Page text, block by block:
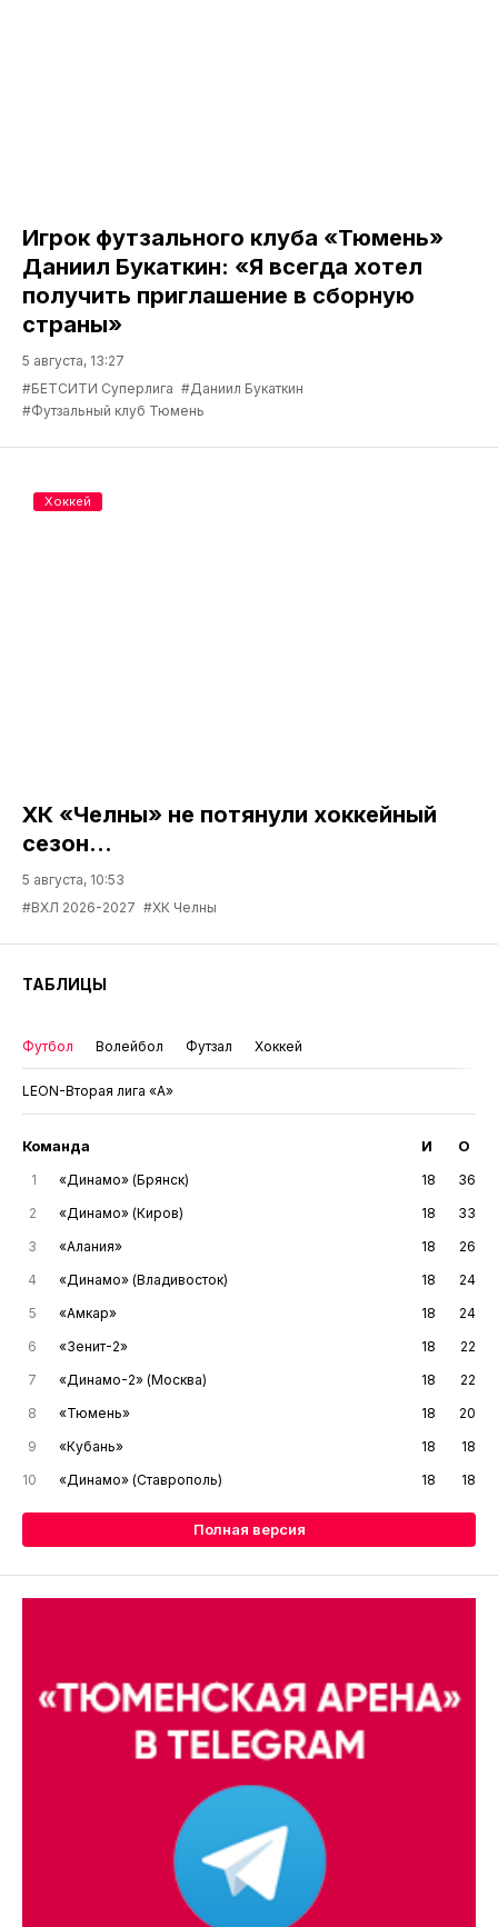
Игрок футзального клуба «Тюмень»
Даниил Букаткин: «Я всегда хотел
получить приглашение в сборную
страны»
5 августа, 13:27
#БЕТСИТИ Суперлига #Даниил Букаткин
#Футзальный клуб Тюмень
ХК «Челны» не потянули хоккейный
сезон...
5 августа, 10:53
#ВХЛ 2026-2027 #ХК Челны
Хоккей
ТАБЛИЦЫ
Футбол Волейбол Футзал Хоккей
LEON-Вторая лига «А»
Команда И О
1 «Динамо» (Брянск) 18
36
2
«Динамо» (Киров) 18
33
3
«Алания» 18
26
4
«Динамо» (Владивосток) 18
24
5
«Амкар» 18
24
6
«Зенит-2» 18
22
7
«Динамо-2» (Москва) 18
22
8
«Тюмень» 18
20
9
«Кубань» 18
18
10
«Динамо» (Ставрополь) 18 18
Полная версия